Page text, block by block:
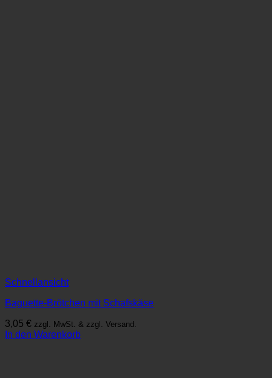
Schnellansicht
Baguette-Brötchen mit Schafskäse
3,05 € zzgl. MwSt. & zzgl. Versand.
In den Warenkorb